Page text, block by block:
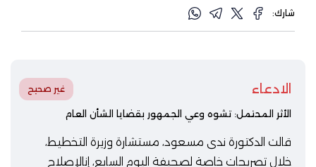
شارك:
الادعاء غير صحيح
الأثر المحتمل: تشوه وعي الجمهور بقضايا الشأن العام
قالت الدكتورة ندى مسعود، مستشارة وزيرة التخطيط،
خلال تصريحات خاصة لصحيفة اليوم السابع، إنالإصلاح